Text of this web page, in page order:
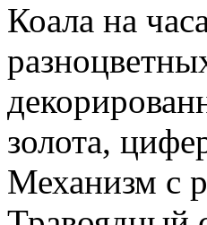
Коала на
золота,
Механизм с